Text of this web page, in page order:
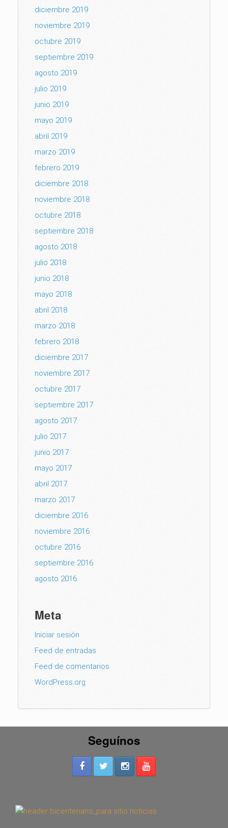
diciembre 2019
noviembre 2019
octubre 2019
septiembre 2019
agosto 2019
julio 2019
junio 2019
mayo 2019
abril 2019
marzo 2019
febrero 2019
diciembre 2018
noviembre 2018
octubre 2018
septiembre 2018
agosto 2018
julio 2018
junio 2018
mayo 2018
abril 2018
marzo 2018
febrero 2018
diciembre 2017
noviembre 2017
octubre 2017
septiembre 2017
agosto 2017
julio 2017
junio 2017
mayo 2017
abril 2017
marzo 2017
diciembre 2016
noviembre 2016
octubre 2016
septiembre 2016
agosto 2016
Meta
Iniciar sesión
Feed de entradas
Feed de comentarios
WordPress.org
Seguínos